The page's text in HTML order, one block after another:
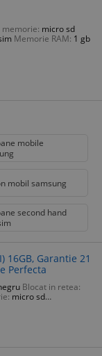
memorie: micro sd
Memorie RAM: 1 gb
mobile
mobil samsung
second hand
16GB, Garantie 21
Perfecta
Blocat in retea:
micro sd